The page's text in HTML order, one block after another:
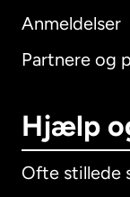
Anmeldelser
Partnere og
Hjælp
Ofte stillede